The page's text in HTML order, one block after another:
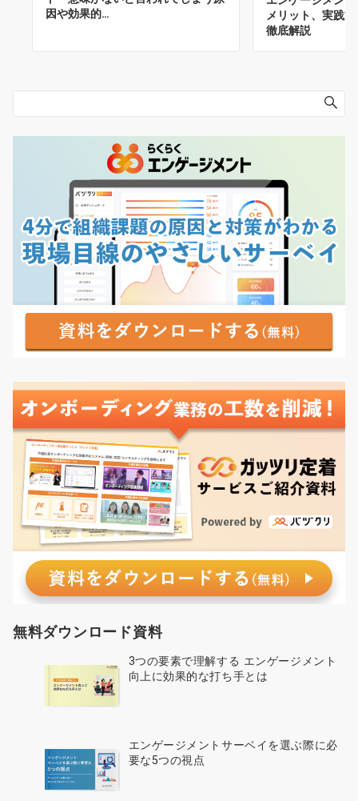
因や効果的…
メリット、実践
徹底解説
無料ダウンロード資料
3つの要素で理解する エンゲージメント
向上に効果的な打ち手とは
エンゲージメントサーベイを選ぶ際に必
要な5つの視点